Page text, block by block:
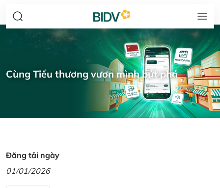
Cùng Tiểu thương vươn mình bứt phá
Đăng tải ngày
01/01/2026